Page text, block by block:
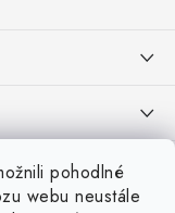
pohodlné
webu neustále
map a kódování
VW Discover